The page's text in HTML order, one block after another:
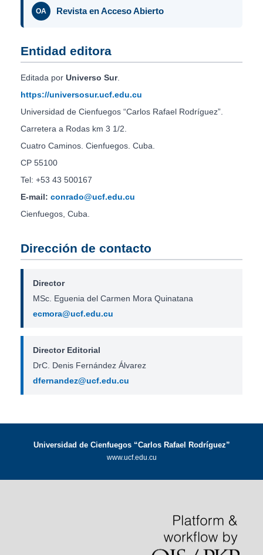
OA Revista en Acceso Abierto
Entidad editora
Editada por Universo Sur.
https://universosur.ucf.edu.cu
Universidad de Cienfuegos “Carlos Rafael Rodríguez”.
Carretera a Rodas km 3 1/2.
Cuatro Caminos. Cienfuegos. Cuba.
CP 55100
Tel: +53 43 500167
E-mail: conrado@ucf.edu.cu
Cienfuegos, Cuba.
Dirección de contacto
Director
MSc. Eguenia del Carmen Mora Quinatana
ecmora@ucf.edu.cu
Director Editorial
DrC. Denis Fernández Álvarez
dfernandez@ucf.edu.cu
Universidad de Cienfuegos “Carlos Rafael Rodríguez”
www.ucf.edu.cu